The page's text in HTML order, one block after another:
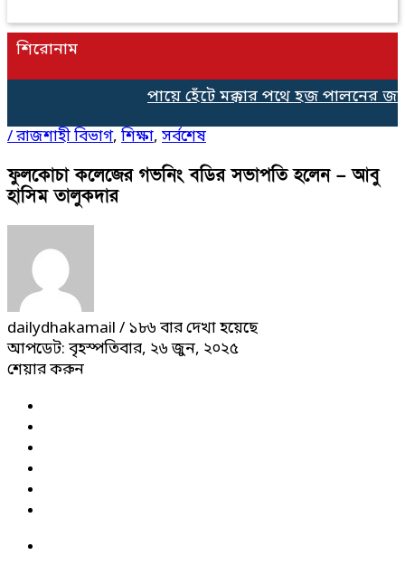
শিরোনাম
পায়ে হেঁটে মক্কার পথে হজ পালনের
/রাজশাহী বিভাগ, শিক্ষা, সর্বশেষ
ফুলকোচা কলেজের গভনিং বডির সভাপতি হলেন – আবু
হাসিম তালুকদার
dailydhakamail / ১৮৬ বার দেখা হয়েছে
আপডেট: বৃহস্পতিবার, ২৬ জুন, ২০২৫
শেয়ার করুন